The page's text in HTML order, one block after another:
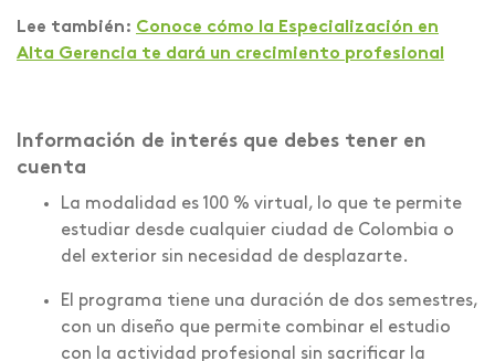
Lee también: Conoce cómo la Especialización en
Alta Gerencia te dará un crecimiento profesional
Información de interés que debes tener en
cuenta
La modalidad es 100 % virtual, lo que te permite
estudiar desde cualquier ciudad de Colombia o
del exterior sin necesidad de desplazarte.
El programa tiene una duración de dos semestres,
con un diseño que permite combinar el estudio
con la actividad profesional sin sacrificar la